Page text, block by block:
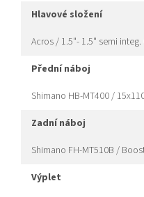
hlavové složení
Acros / 1.5"- 1.5" semi
přední náboj
Shimano HB-MT400 /
zadní náboj
Shimano FH-MT510B /
výplet